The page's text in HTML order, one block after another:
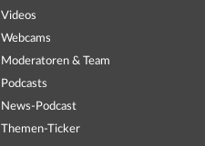
Videos
Webcams
Moderatoren & Team
Podcasts
News-Podcast
Themen-Ticker